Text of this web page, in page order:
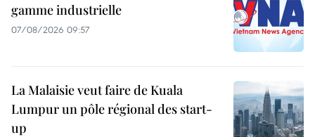
gamme industrielle
07/08/2026 09:57
La Malaisie veut faire de Kuala
Lumpur un pôle régional des start-
up